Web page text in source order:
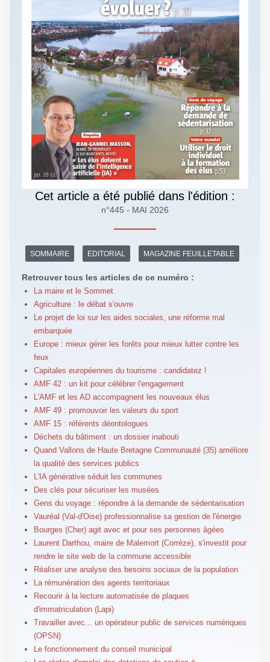
Cet article a été publié dans l'édition :
n°445 - MAI 2026
SOMMAIRE EDITORIAL MAGAZINE FEUILLETABLE
Retrouver tous les articles de ce numéro :
La maire et le Sommet
Agriculture : le débat s'ouvre
Le projet de loi sur les aides sociales, une réforme mal
embarquée
Europe : mieux gérer les forêts pour mieux lutter contre les
feux
Capitales européennes du tourisme : candidatez !
AMF 42 : un kit pour célébrer l'engagement
L'AMF et les AD accompagnent les nouveaux élus
AMF 49 : promouvoir les valeurs du sport
AMF 15 : référents déontologues
Déchets du bâtiment : un dossier inabouti
Quand Vallons de Haute Bretagne Communauté (35) améliore
la qualité des services publics
L'IA générative séduit les communes
Des clés pour sécuriser les musées
Gens du voyage : répondre à la demande de sédentarisation
Vauréal (Val-d'Oise) professionnalise sa gestion de l'énergie
Bourges (Cher) agit avec et pour ses personnes âgées
Laurent Darthou, maire de Malemort (Corrèze), s'investit pour
rendre le site web de la commune accessible
Réaliser une analyse des besoins sociaux de la population
La rémunération des agents territoriaux
Recourir à la lecture automatisée de plaques
d'immatriculation (Lapi)
Travailler avec... un opérateur public de services numériques
(OPSN)
Le fonctionnement du conseil municipal